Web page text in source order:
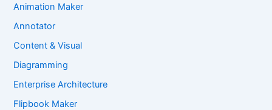
Animation Maker
Annotator
Content & Visual
Diagramming
Enterprise Architecture
Flipbook Maker